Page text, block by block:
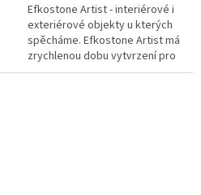
Efkostone Artist - interiérové i
exteriérové objekty u kterých
spěcháme. Efkostone Artist má
zrychlenou dobu vytvrzení pro
vyjmutí z formy, střední